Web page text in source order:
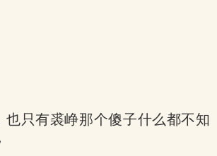
只有裘峥那个傻子什么都不知